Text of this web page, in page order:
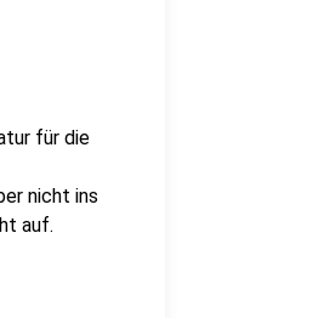
für die
nicht ins
auf.